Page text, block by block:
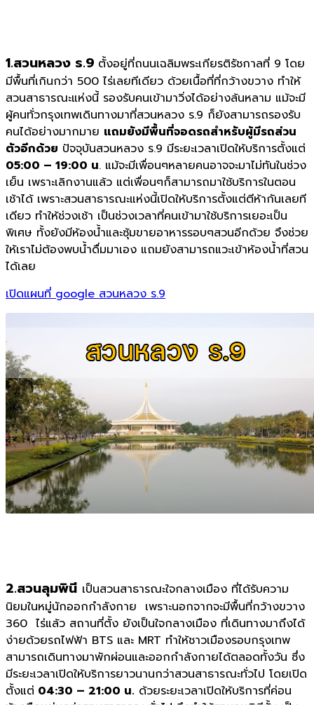
1.สวนหลวง ร.9 ตั้งอยู่ที่ถนนเฉลิมพระเกียรติรัชกาลที่ 9 โดย
มีพื้นที่เกินกว่า 500 ไร่เลยทีเดียว ด้วยเนื้อที่ที่กว้างขวาง ทำให้
สวนสาธารณะแห่งนี้ รองรับคนเข้ามาวิ่งได้อย่างล้นหลาม แม้จะมี
ผู้คนทั่วกรุงเทพเดินทางมาที่สวนหลวง ร.9 ก็ยังสามารถรองรับ
คนได้อย่างมากมาย แถมยังมีพื้นที่จอดรถสำหรับผู้มีรถส่วน
ตัวอีกด้วย ปัจจุบันสวนหลวง ร.9 มีระยะเวลาเปิดให้บริการตั้งแต่
05:00 – 19:00 น. แม้จะมีเพื่อนๆหลายคนอาจจะมาไม่ทันในช่วง
เย็น เพราะเลิกงานแล้ว แต่เพื่อนๆก็สามารถมาใช้บริการในตอน
เช้าได้ เพราะสวนสาธารณะแห่งนี้เปิดให้บริการตั้งแต่ตีห้ากันเลยที
เดียว ทำให้ช่วงเช้า เป็นช่วงเวลาที่คนเข้ามาใช้บริการเยอะเป็น
พิเศษ ทั้งยังมีห้องน้ำและซุ้มขายอาหารรอบๆสวนอีกด้วย จึงช่วย
ให้เราไม่ต้องพบน้ำดื่มมาเอง แถมยังสามารถแวะเข้าห้องน้ำที่สวน
ได้เลย
เปิดแผนที่ google สวนหลวง ร.9
2.สวนลุมพินี เป็นสวนสาธารณะใจกลางเมือง ที่ได้รับความ
นิยมในหมู่นักออกกำลังกาย เพราะนอกจากจะมีพื้นที่กว้างขวาง
360 ไร่แล้ว สถานที่ตั้ง ยังเป็นใจกลางเมือง ที่เดินทางมาถึงได้
ง่ายด้วยรถไฟฟ้า BTS และ MRT ทำให้ชาวเมืองรอบกรุงเทพ
สามารถเดินทางมาพักผ่อนและออกกำลังกายได้ตลอดทั้งวัน ซึ่ง
มีระยะเวลาเปิดให้บริการยาวนานกว่าสวนสาธารณะทั่วไป โดยเปิด
ตั้งแต่ 04:30 – 21:00 น. ด้วยระยะเวลาเปิดให้บริการที่ค่อน